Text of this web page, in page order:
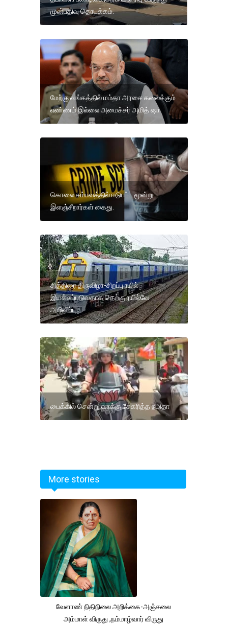
முன்பதிவு தொடக்கம்.
மேற்கு வங்கத்தில் மம்தா அரசை கலைக்கும்
எண்ணம் இல்லை அமைச்சர் அமித் ஷா
கொலை சம்பவத்தில் ஈடுபட்ட மூன்று
இளஞ்சீறார்கள் கைது.
சித்திரை திருவிழா-சிறப்பு ரயில்
இயக்கப்படுவதாக தெற்கு ரயில்வே
அறிவிப்பு.
பைக்கில் சென்று வாக்கு சேகரித்த நமிதா
More stories
வேளாண் நிதிநிலை அறிக்கை-அஞ்சலை
அம்மாள் விருது ,நம்மாழ்வார் விருது